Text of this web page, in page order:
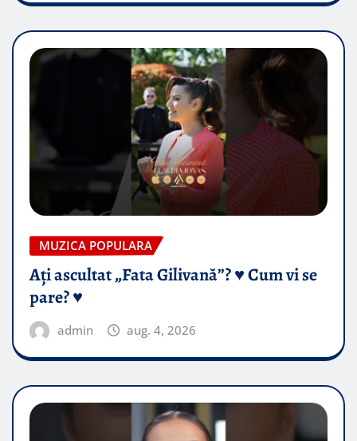
MUZICA POPULARA
Ați ascultat „Fata Gilivană”? ♥️ Cum vi se
pare? ♥️
admin aug. 4, 2026